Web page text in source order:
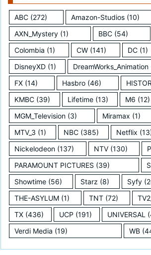
ABC (272) Amazon-Studios(10)
AXN_Mystery (1) BBC (54)
Colombia (1) CW (141) DC (1)
DisneyXD (1) DreamWorks_Animation
FX (14) Hasbro (46)
KMBC (39) Lifetime(13) M6 (12)
MGM_Television (3) Miramax (1)
MTV_3 (1) NBC(385) Netflix
Nickelodeon (137) NTV(130)
PARAMOUNT PICTURES (39)
Showtime (56) Starz (8) Syfy
THE-ASYLUM (1) TNT (72)
TX (436) UCP (191) UNIVERSAL
Verdi Media (19) WB